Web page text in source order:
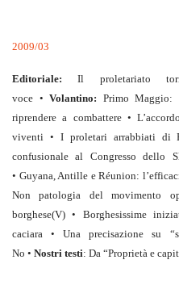
2009/03
Editoriale:Il proletariato
voce •Volantino: Primo
riprendere a combattere •
viventi • I proletari arrabbiati di
confusionale al Congresso dello
• Guyana, Antille e Réunion:
Non patologia del movimento
borghese(V) • Borghesissime
caciara • Una precisazione su
No • Nostri testi: Da “Proprietà e